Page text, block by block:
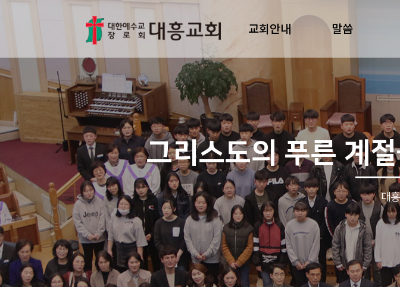
교회안내 말씀
그리스도의 푸른 계
대